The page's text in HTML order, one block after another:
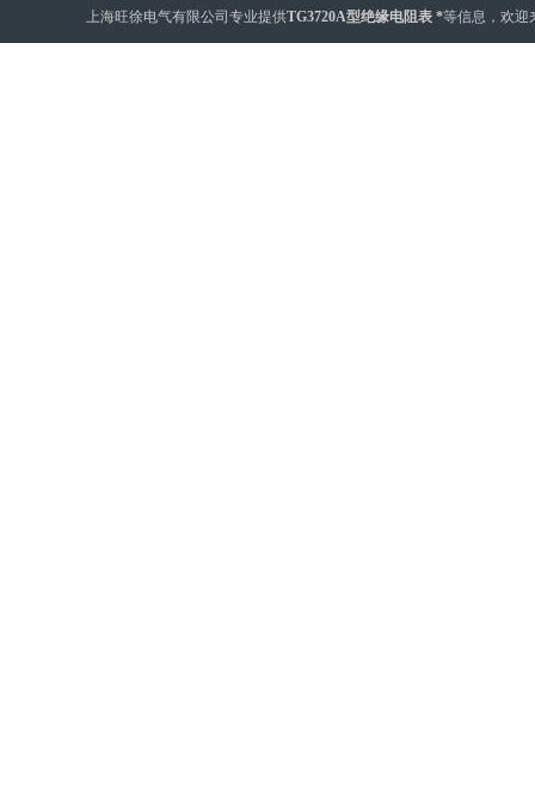
上海旺徐电气有限公司专业提供TG3720A型绝缘电阻表 *等信息，欢迎